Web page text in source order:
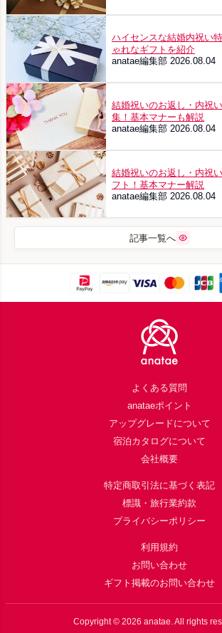
ハイセンスな結婚内祝い
ゃれなギフトを紹介
anatae編集部 2026.08.04
結婚祝いのお返し・内祝
集！基本マナーも解説
anatae編集部 2026.08.04
結婚祝いのお返し・内祝
フト！基本マナー解説
anatae編集部 2026.08.04
記事一覧へ
よくある質問
anataeポイント
アップグレードについて
宿泊カタログについて
会社概要
特定商取引法に基づく表記
標識・旅行業約款
プライバシーポリシー
利用規約
お問い合わせ
ギフト掲載のお問い合わせ
Copyright © 2026 anatae. All rights